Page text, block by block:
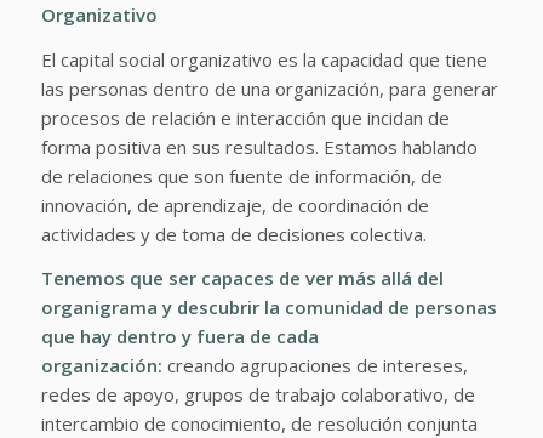
Organizativo
El capital social organizativo es la capacidad que tiene
las personas dentro de una organización, para generar
procesos de relación e interacción que incidan de
forma positiva en sus resultados. Estamos hablando
de relaciones que son fuente de información, de
innovación, de aprendizaje, de coordinación de
actividades y de toma de decisiones colectiva.
Tenemos que ser capaces de ver más allá del
organigrama y descubrir la comunidad de personas
que hay dentro y fuera de cada
organización: creando agrupaciones de intereses,
redes de apoyo, grupos de trabajo colaborativo, de
intercambio de conocimiento, de resolución conjunta